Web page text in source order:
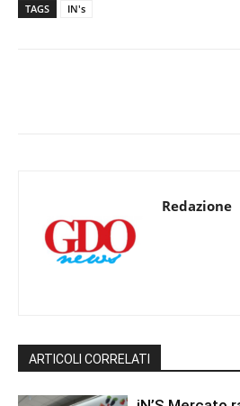
TAGS IN's
Redazione
ARTICOLI CORRELATI